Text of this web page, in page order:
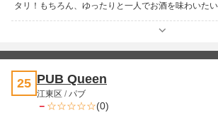
タリ！もちろん、ゆったりと一人でお酒を味わいた
足りない夜にふらっと訪れてみてはいかがでしょうか♪
25 PUB Queen
江東区 / パブ
－ (0)